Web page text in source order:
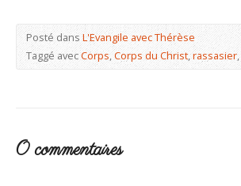
Posté dansL'Evangile avec Thérèse
Taggé avecCorps,Corps du Christ,rassasier,
0 commentaires